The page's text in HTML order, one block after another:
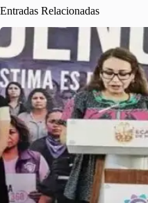
Entradas Relacionadas